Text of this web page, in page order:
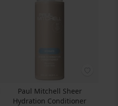
Paul Mitchell Sheer
Hydration Conditioner